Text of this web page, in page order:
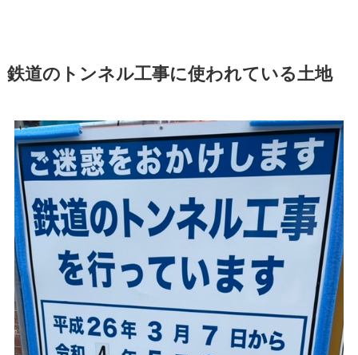
鉄道のトンネル工事に使われている土地